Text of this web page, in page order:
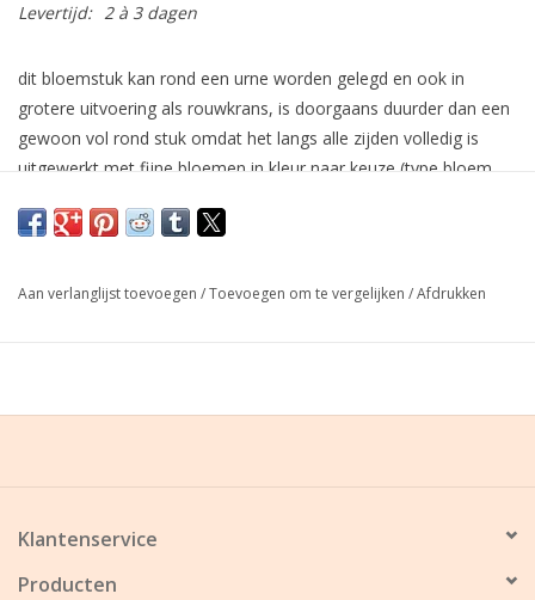
Levertijd: 2 à 3 dagen
dit bloemstuk kan rond een urne worden gelegd en ook in
grotere uitvoering als rouwkrans, is doorgaans duurder dan een
gewoon vol rond stuk omdat het langs alle zijden volledig is
uitgewerkt met fijne bloemen in kleur naar keuze (type bloem
Graag minimum 1 à 2 dagen voor de uitvaart of begroeting uw
Aan verlanglijst toevoegen /Toevoegen om te vergelijken /Afdrukken
Klantenservice
Producten